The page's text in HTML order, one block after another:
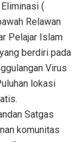
(
Relawan
Pelajar Islam
berdiri pada
Virus
lokasi
Satgas
komunitas